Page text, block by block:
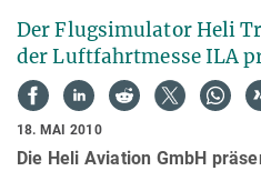
Der Flugsimulator Heli
der Luftfahrtmesse ILA
18. MAI 2010
Die Heli Aviation GmbH